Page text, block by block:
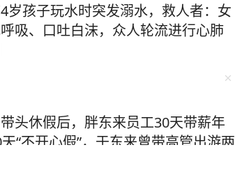
岁孩子玩水时突发溺水，救人者：女
吸、口吐白沫，众人轮流进行心肺
头休假后，胖东来员工30天带薪年
“不开心假”，于东来曾带高管出游两